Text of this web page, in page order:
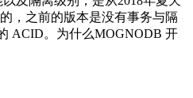
，之前的版本是没有事务与隔
ACID。为什么MOGNODB 开